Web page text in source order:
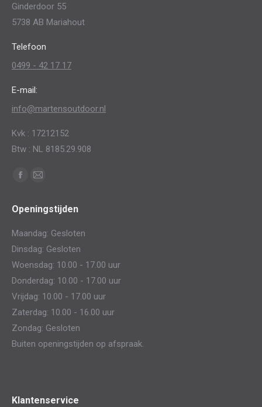
Ginderdoor 55
5738 AB Mariahout
Telefoon
0499 - 42 17 17
E-mail:
info@martensoutdoor.nl
Kvk : 17212152
Btw : NL 8185.29.908
Vind ons op:
Facebook
opens
Mail
opens
Openingstijden
Maandag: Gesloten
Dinsdag: Gesloten
Woensdag: 10.00 - 17.00 uur
Donderdag: 10.00 - 17.00 uur
Vrijdag: 10.00 - 17.00 uur
Zaterdag: 10.00 - 16.00 uur
Zondag: Gesloten
Buiten openingstijden op afspraak.
Klantenservice